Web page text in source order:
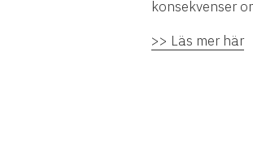
konsekvenser
>> Läs mer här